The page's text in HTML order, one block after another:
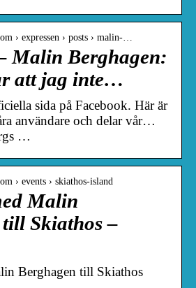
› expressen › posts › malin-…
Malin Berghagen:
att jag inte…
sida på Facebook. Här är
användare och delar vår…
…
› events › skiathos-island
Malin
Skiathos –
Berghagen till Skiathos